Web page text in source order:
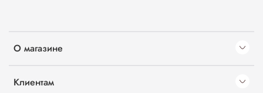
О магазине
Клиентам